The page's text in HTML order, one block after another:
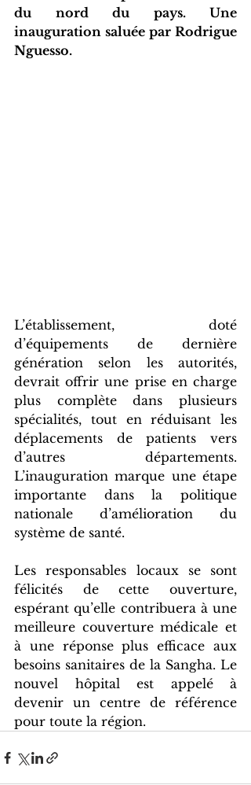
du nord du pays. Une
inauguration saluée par Rodrigue
Nguesso.
L’établissement, doté
d’équipements de dernière
génération selon les autorités,
devrait offrir une prise en charge
plus complète dans plusieurs
spécialités, tout en réduisant les
déplacements de patients vers
d’autres départements.
L’inauguration marque une étape
importante dans la politique
nationale d’amélioration du
système de santé.
Les responsables locaux se sont
félicités de cette ouverture,
espérant qu’elle contribuera à une
meilleure couverture médicale et
à une réponse plus efficace aux
besoins sanitaires de la Sangha. Le
nouvel hôpital est appelé à
devenir un centre de référence
pour toute la région.